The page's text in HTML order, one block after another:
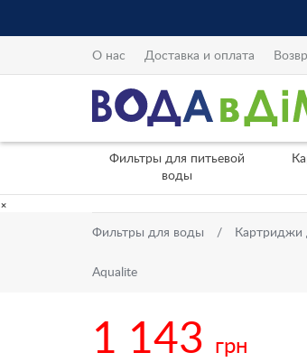
О нас Доставка и оплата
Фильтры для питьевой
воды
×
Фильтры для воды Картриджи
Aqualite
1 143 грн